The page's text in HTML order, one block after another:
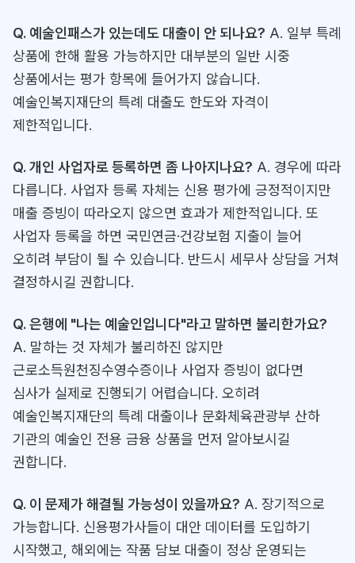
Q. 예술인패스가 있는데도 대출이 안 되나요? A. 일부 특례
상품에 한해 활용 가능하지만 대부분의 일반 시중
상품에서는 평가 항목에 들어가지 않습니다.
예술인복지재단의 특례 대출도 한도와 자격이
제한적입니다.
Q. 개인 사업자로 등록하면 좀 나아지나요? A. 경우에 따라
다릅니다. 사업자 등록 자체는 신용 평가에 긍정적이지만
매출 증빙이 따라오지 않으면 효과가 제한적입니다. 또
사업자 등록을 하면 국민연금·건강보험 지출이 늘어
오히려 부담이 될 수 있습니다. 반드시 세무사 상담을 거쳐
결정하시길 권합니다.
Q. 은행에 "나는 예술인입니다"라고 말하면 불리한가요?
A. 말하는 것 자체가 불리하진 않지만
근로소득원천징수영수증이나 사업자 증빙이 없다면
심사가 실제로 진행되기 어렵습니다. 오히려
예술인복지재단의 특례 대출이나 문화체육관광부 산하
기관의 예술인 전용 금융 상품을 먼저 알아보시길
권합니다.
Q. 이 문제가 해결될 가능성이 있을까요? A. 장기적으로
가능합니다. 신용평가사들이 대안 데이터를 도입하기
시작했고, 해외에는 작품 담보 대출이 정상 운영되는